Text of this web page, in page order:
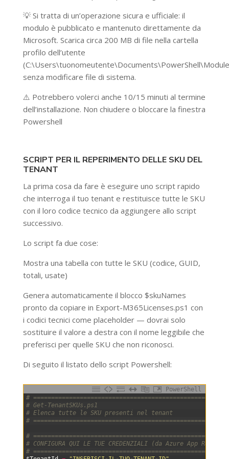
💡 Si tratta di un’operazione sicura e ufficiale: il
modulo è pubblicato e mantenuto direttamente da
Microsoft. Scarica circa 200 MB di file nella cartella
profilo dell’utente
senza modificare file di sistema.
⚠️ Potrebbero volerci anche 10/15 minuti al termine
dell’installazione. Non chiudere o bloccare la finestra
Powershell
SCRIPT PER IL REPERIMENTO DELLE SKU DEL
TENANT
La prima cosa da fare è eseguire uno script rapido
che interroga il tuo tenant e restituisce tutte le SKU
con il loro codice tecnico da aggiungere allo script
successivo.
Lo script fa due cose:
Mostra una tabella con tutte le SKU (codice, GUID,
totali, usate)
Genera automaticamente il blocco $skuNames
pronto da copiare in Export-M365Licenses.ps1 con
i codici tecnici come placeholder — dovrai solo
sostituire il valore a destra con il nome leggibile che
preferisci per quelle SKU che non riconosci.
Di seguito il listato dello script Powershell:
PowerShell
#
# Get-TenantSKUs.ps1
# Elenca tutte le SKU presenti nel tenant
#
#
# CONFIGURA QUI LE TUE CREDENZIALI (da Azure App
#